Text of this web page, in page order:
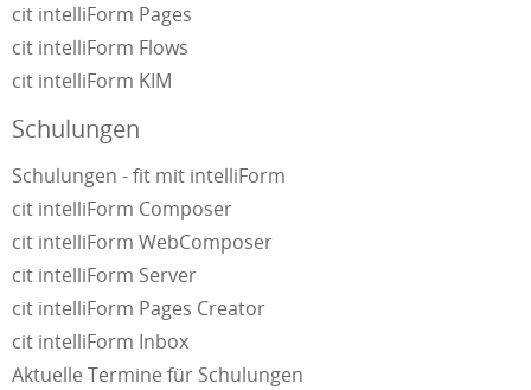
cit intelliForm Pages
cit intelliForm Flows
cit intelliForm KIM
Schulungen
Schulungen - fit mit intelliForm
cit intelliForm Composer
cit intelliForm WebComposer
cit intelliForm Server
cit intelliForm Pages Creator
cit intelliForm Inbox
Aktuelle Termine für Schulungen